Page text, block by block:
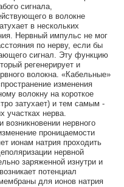
сигнала,
в волокне
в нескольких
Нервный импульс не мог
по нерву, если бы
сигнал. Эту функцию
регенерирует и
волокна. «Кабельные»
изменения
волокну на короткое
затухает) и тем самым -
участках нерва.
возникновении нервного
проницаемости
ионам натрия проходить
нервной
заряженной изнутри и
потенциал
для ионов натрия